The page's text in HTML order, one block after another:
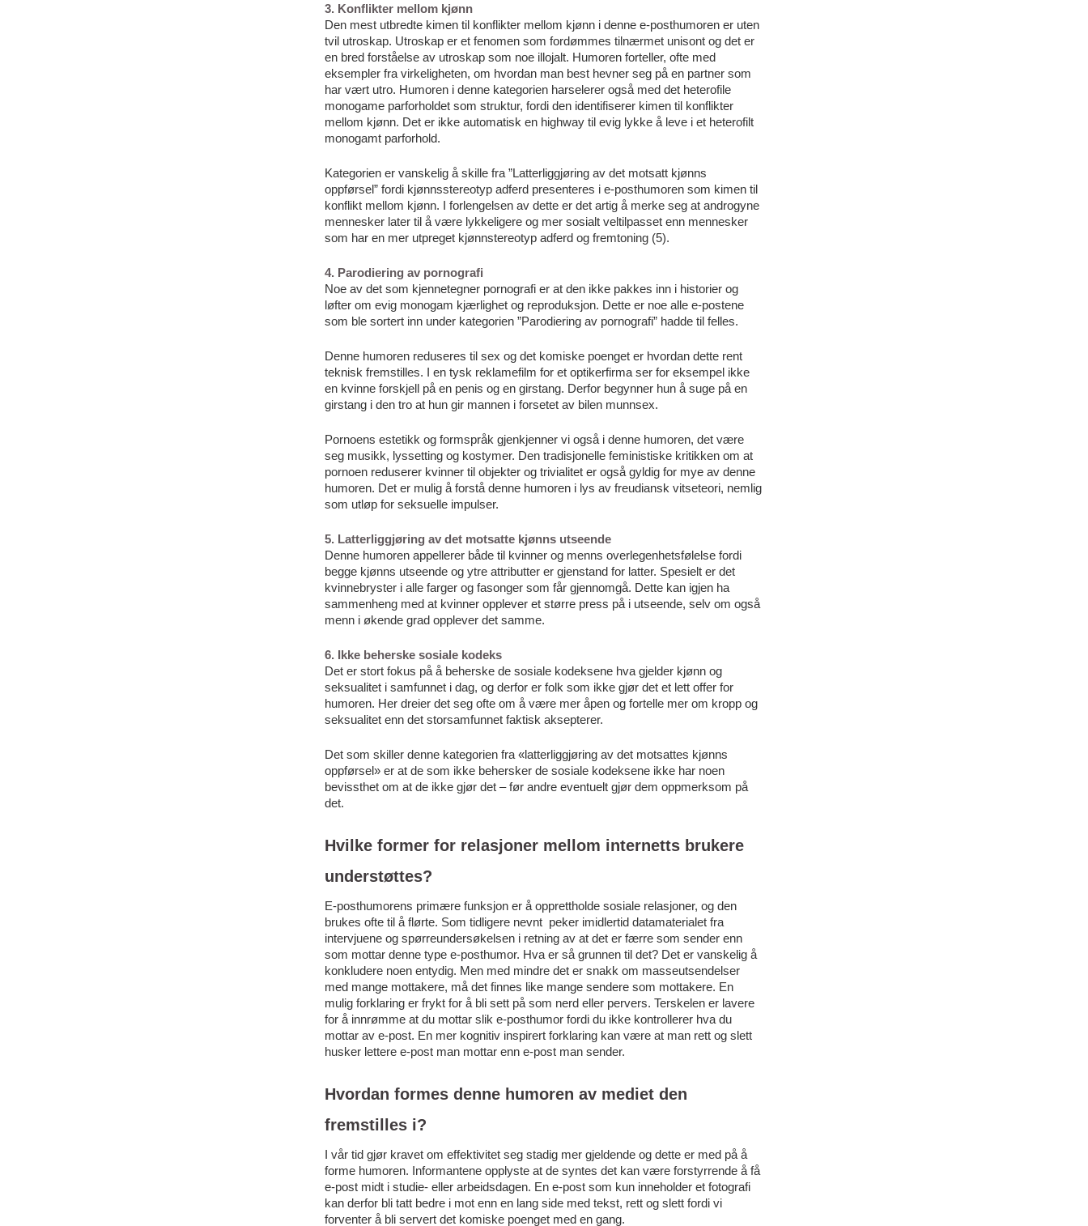
3. Konflikter mellom kjønn
Den mest utbredte kimen til konflikter mellom kjønn i denne e-posthumoren er uten
tvil utroskap. Utroskap er et fenomen som fordømmes tilnærmet unisont og det er
en bred forståelse av utroskap som noe illojalt. Humoren forteller, ofte med
eksempler fra virkeligheten, om hvordan man best hevner seg på en partner som
har vært utro. Humoren i denne kategorien harselerer også med det heterofile
monogame parforholdet som struktur, fordi den identifiserer kimen til konflikter
mellom kjønn. Det er ikke automatisk en highway til evig lykke å leve i et heterofilt
monogamt parforhold.
Kategorien er vanskelig å skille fra ”Latterliggjøring av det motsatt kjønns
oppførsel” fordi kjønnsstereotyp adferd presenteres i e-posthumoren som kimen til
konflikt mellom kjønn. I forlengelsen av dette er det artig å merke seg at androgyne
mennesker later til å være lykkeligere og mer sosialt veltilpasset enn mennesker
som har en mer utpreget kjønnstereotyp adferd og fremtoning (5).
4. Parodiering av pornografi
Noe av det som kjennetegner pornografi er at den ikke pakkes inn i historier og
løfter om evig monogam kjærlighet og reproduksjon. Dette er noe alle e-postene
som ble sortert inn under kategorien ”Parodiering av pornografi” hadde til felles.
Denne humoren reduseres til sex og det komiske poenget er hvordan dette rent
teknisk fremstilles. I en tysk reklamefilm for et optikerfirma ser for eksempel ikke
en kvinne forskjell på en penis og en girstang. Derfor begynner hun å suge på en
girstang i den tro at hun gir mannen i forsetet av bilen munnsex.
Pornoens estetikk og formspråk gjenkjenner vi også i denne humoren, det være
seg musikk, lyssetting og kostymer. Den tradisjonelle feministiske kritikken om at
pornoen reduserer kvinner til objekter og trivialitet er også gyldig for mye av denne
humoren. Det er mulig å forstå denne humoren i lys av freudiansk vitseteori, nemlig
som utløp for seksuelle impulser.
5. Latterliggjøring av det motsatte kjønns utseende
Denne humoren appellerer både til kvinner og menns overlegenhetsfølelse fordi
begge kjønns utseende og ytre attributter er gjenstand for latter. Spesielt er det
kvinnebryster i alle farger og fasonger som får gjennomgå. Dette kan igjen ha
sammenheng med at kvinner opplever et større press på i utseende, selv om også
menn i økende grad opplever det samme.
6. Ikke beherske sosiale kodeks
Det er stort fokus på å beherske de sosiale kodeksene hva gjelder kjønn og
seksualitet i samfunnet i dag, og derfor er folk som ikke gjør det et lett offer for
humoren. Her dreier det seg ofte om å være mer åpen og fortelle mer om kropp og
seksualitet enn det storsamfunnet faktisk aksepterer.
Det som skiller denne kategorien fra «latterliggjøring av det motsattes kjønns
oppførsel» er at de som ikke behersker de sosiale kodeksene ikke har noen
bevissthet om at de ikke gjør det – før andre eventuelt gjør dem oppmerksom på
det.
Hvilke former for relasjoner mellom internetts brukere
understøttes?
E-posthumorens primære funksjon er å opprettholde sosiale relasjoner, og den
brukes ofte til å flørte. Som tidligere nevnt peker imidlertid datamaterialet fra
intervjuene og spørreundersøkelsen i retning av at det er færre som sender enn
som mottar denne type e-posthumor. Hva er så grunnen til det? Det er vanskelig å
konkludere noen entydig. Men med mindre det er snakk om masseutsendelser
med mange mottakere, må det finnes like mange sendere som mottakere. En
mulig forklaring er frykt for å bli sett på som nerd eller pervers. Terskelen er lavere
for å innrømme at du mottar slik e-posthumor fordi du ikke kontrollerer hva du
mottar av e-post. En mer kognitiv inspirert forklaring kan være at man rett og slett
husker lettere e-post man mottar enn e-post man sender.
Hvordan formes denne humoren av mediet den
fremstilles i?
I vår tid gjør kravet om effektivitet seg stadig mer gjeldende og dette er med på å
forme humoren. Informantene opplyste at de syntes det kan være forstyrrende å få
e-post midt i studie- eller arbeidsdagen. En e-post som kun inneholder et fotografi
kan derfor bli tatt bedre i mot enn en lang side med tekst, rett og slett fordi vi
forventer å bli servert det komiske poenget med en gang.